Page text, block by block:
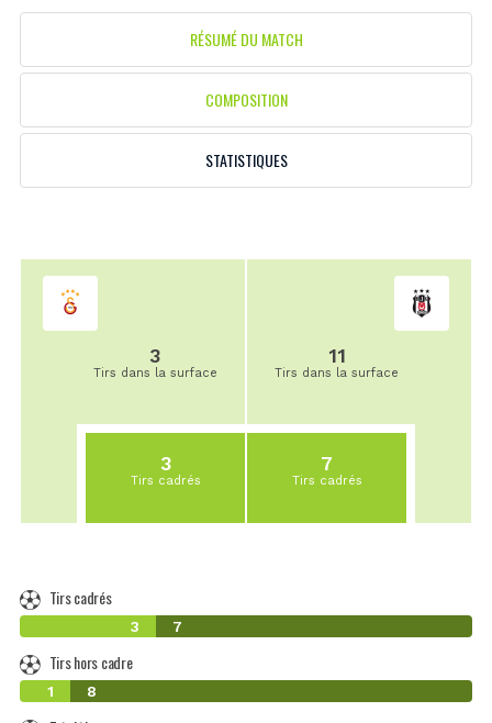
RÉSUMÉ DU MATCH
COMPOSITION
STATISTIQUES
3
Tirs dans la surface
3
Tirs cadrés
11
Tirs dans la surface
7
Tirs cadrés
Tirs cadrés
3 7
Tirs hors cadre
1 8